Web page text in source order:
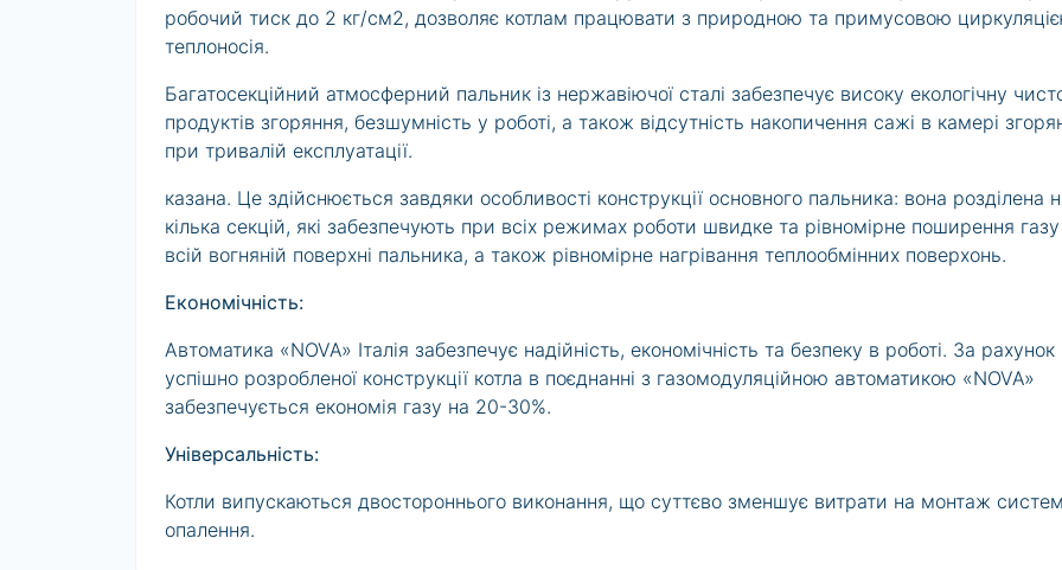
робочий тиск до 2 кг/см2, дозволяє котлам працювати з природною та примусовою
теплоносія.
Багатосекційний атмосферний пальник із нержавіючої сталі забезпечує високу екологічну
продуктів згоряння, безшумність у роботі, а також відсутність накопичення сажі в камері
при тривалій експлуатації.
казана. Це здійснюється завдяки особливості конструкції основного пальника: вона розділена
кілька секцій, які забезпечують при всіх режимах роботи швидке та рівномірне поширення
всій вогняній поверхні пальника, а також рівномірне нагрівання теплообмінних поверхонь.
Економічність:
Автоматика «NOVA» Італія забезпечує надійність, економічність та безпеку в роботі. За рахунок
успішно розробленої конструкції котла в поєднанні з газомодуляційною автоматикою «NOVA»
забезпечується економія газу на 20-30%.
Універсальність:
Котли випускаються двостороннього виконання, що суттєво зменшує витрати на монтаж
опалення.